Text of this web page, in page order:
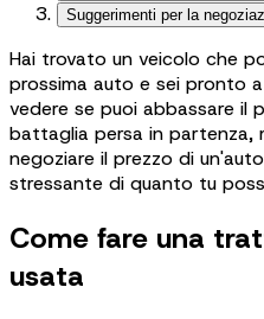
Suggerimenti per la
Hai trovato un veicolo che
prossima auto e sei pronto
vedere se puoi abbassare il
battaglia persa in partenza,
negoziare il prezzo di
stressante di quanto tu
Come fare una
usata